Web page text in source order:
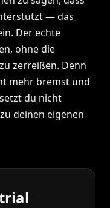
— das
Der echte
ohne die
zerreißen. Denn
mehr bremst und
du nicht
deinen eigenen